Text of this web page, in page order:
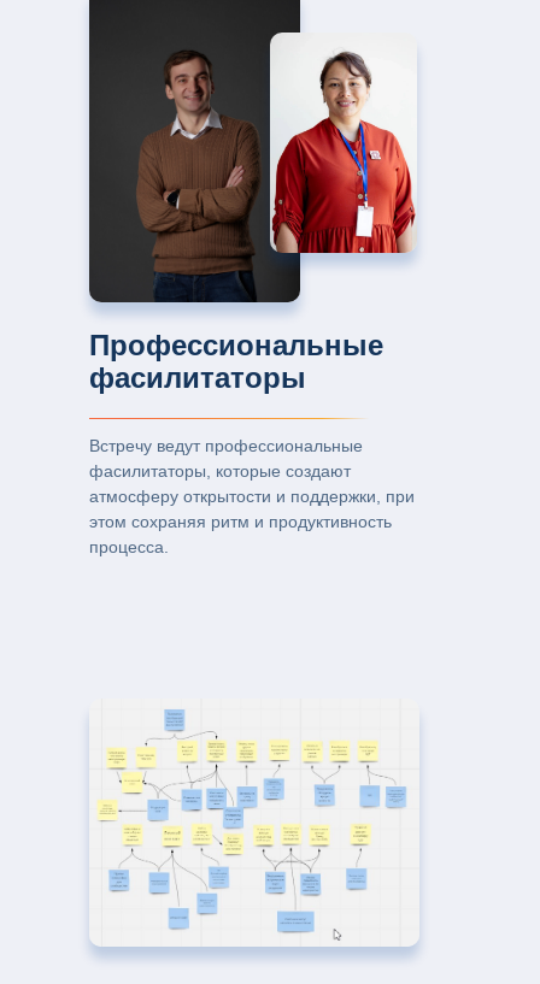
Профессиональные
фасилитаторы
Встречу ведут профессиональные
фасилитаторы, которые создают
атмосферу открытости и поддержки, при
этом сохраняя ритм и продуктивность
процесса.